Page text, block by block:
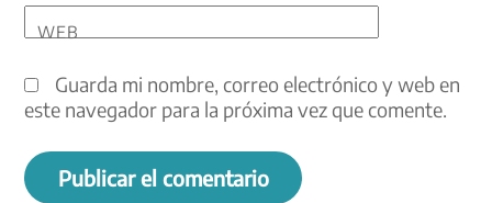
WEB
Guarda mi nombre, correo electrónico y web en
este navegador para la próxima vez que comente.